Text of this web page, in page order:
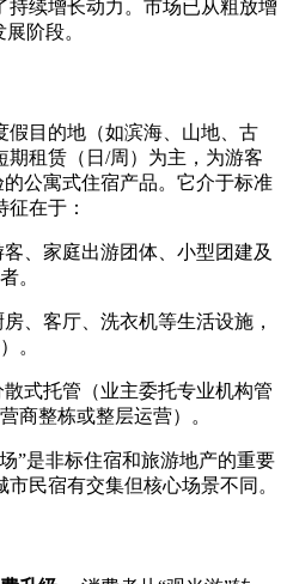
持续增长动力。市场已从粗放增
阶段。
假目的地（如滨海、山地、古
租赁（日/周）为主，为游客
的公寓式住宿产品。它介于标准
在于：
、家庭出游团体、小型团建及
。
、客厅、洗衣机等生活设施，
。
散式托管（业主委托专业机构管
商整栋或整层运营）。
”是非标住宿和旅游地产的重要
民宿有交集但核心场景不同。